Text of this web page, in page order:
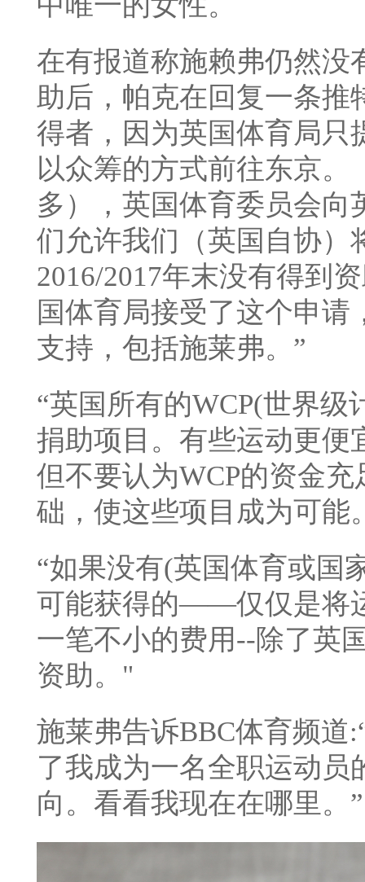
在有报道称施赖弗仍然没
助后，帕克在回复一条推
得者，因为英国体育局只
以众筹的方式前往东京。
多）， 英国体育委员会向
们允许我们（英国自协）
2016/2017年末没有得到
国体育局接受了这个申
支持，包括施莱弗。 ”
“英国所有的WCP(世界
捐助项目。有些运动更便
但不要认为WCP的资金
础，使这些项目成为可能
“如果没有(英国体育或国
可能获得的——仅仅是将
一笔不小的费用--除了英
资助。"
施莱弗告诉BBC体育频道
了我成为一名全职运动员
向。看看我现在在哪里。”